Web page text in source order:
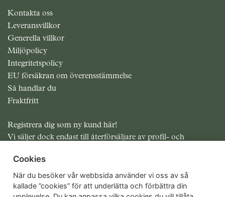
Kontakta oss
Leveransvillkor
Generella villkor
Miljöpolicy
Integritetspolicy
EU försäkran om överensstämmelse
Så handlar du
Fraktfritt
Registrera dig som ny kund här!
Vi säljer dock endast till återförsäljare av profil- och
Alla priser exklusive moms
Cookies
När du besöker vår webbsida använder vi oss av så
kallade ”cookies” för att underlätta och förbättra din